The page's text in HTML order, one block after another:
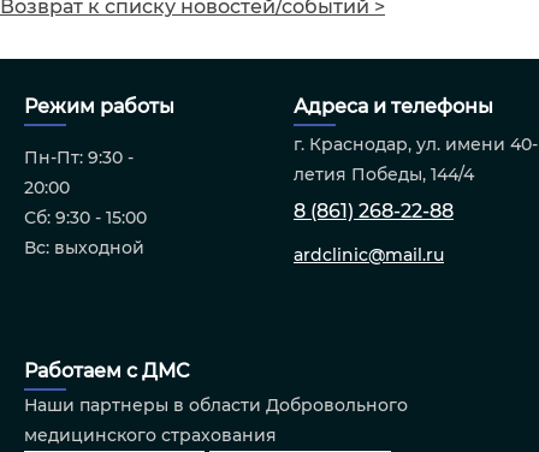
Возврат к списку новостей/событий >
Режим работы
Пн-Пт: 9:30 -
20:00
Сб: 9:30 - 15:00
Вс: выходной
Адреса и телефоны
г. Краснодар, ул. имени 40-
летия Победы, 144/4
8 (861) 268-22-88
ardclinic@mail.ru
Работаем с ДМС
Наши партнеры в области Добровольного
медицинского страхования